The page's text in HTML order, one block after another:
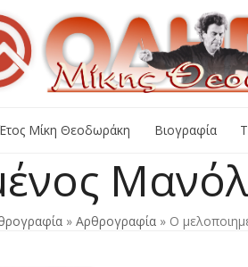
Μίκη Θεοδωράκη Βιογραφία
» Αρθρογραφία » Ο